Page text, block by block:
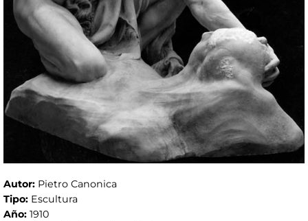
Autor: Pietro Canonica
Tipo: Escultura
Año: 1910